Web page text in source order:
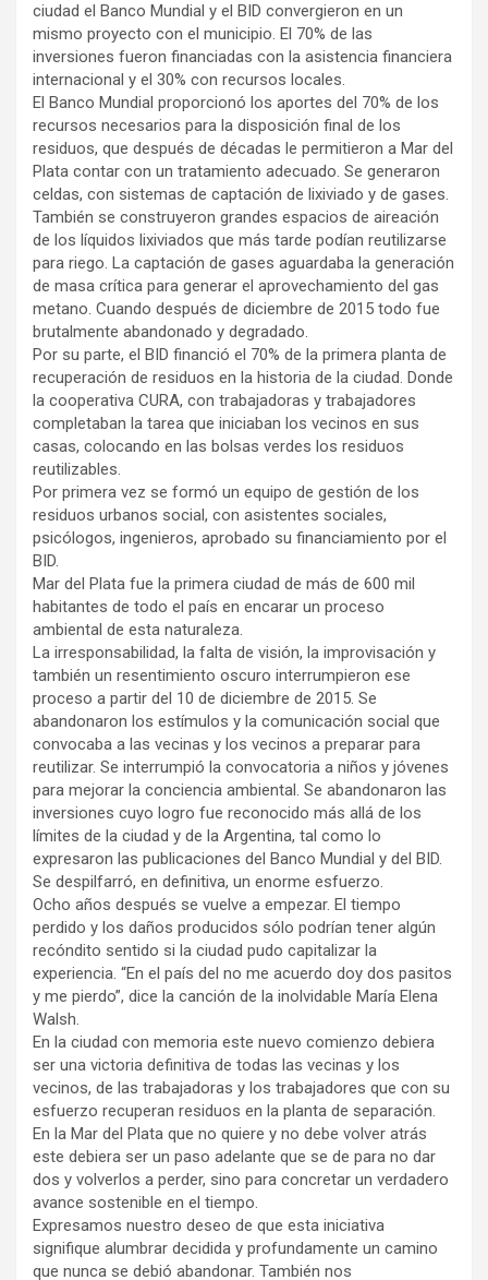
ciudad el Banco Mundial y el BID convergieron en un
mismo proyecto con el municipio. El 70% de las
inversiones fueron financiadas con la asistencia financiera
internacional y el 30% con recursos locales.
El Banco Mundial proporcionó los aportes del 70% de los
recursos necesarios para la disposición final de los
residuos, que después de décadas le permitieron a Mar del
Plata contar con un tratamiento adecuado. Se generaron
celdas, con sistemas de captación de lixiviado y de gases.
También se construyeron grandes espacios de aireación
de los líquidos lixiviados que más tarde podían reutilizarse
para riego. La captación de gases aguardaba la generación
de masa crítica para generar el aprovechamiento del gas
metano. Cuando después de diciembre de 2015 todo fue
brutalmente abandonado y degradado.
Por su parte, el BID financió el 70% de la primera planta de
recuperación de residuos en la historia de la ciudad. Donde
la cooperativa CURA, con trabajadoras y trabajadores
completaban la tarea que iniciaban los vecinos en sus
casas, colocando en las bolsas verdes los residuos
reutilizables.
Por primera vez se formó un equipo de gestión de los
residuos urbanos social, con asistentes sociales,
psicólogos, ingenieros, aprobado su financiamiento por el
BID.
Mar del Plata fue la primera ciudad de más de 600 mil
habitantes de todo el país en encarar un proceso
ambiental de esta naturaleza.
La irresponsabilidad, la falta de visión, la improvisación y
también un resentimiento oscuro interrumpieron ese
proceso a partir del 10 de diciembre de 2015. Se
abandonaron los estímulos y la comunicación social que
convocaba a las vecinas y los vecinos a preparar para
reutilizar. Se interrumpió la convocatoria a niños y jóvenes
para mejorar la conciencia ambiental. Se abandonaron las
inversiones cuyo logro fue reconocido más allá de los
límites de la ciudad y de la Argentina, tal como lo
expresaron las publicaciones del Banco Mundial y del BID.
Se despilfarró, en definitiva, un enorme esfuerzo.
Ocho años después se vuelve a empezar. El tiempo
perdido y los daños producidos sólo podrían tener algún
recóndito sentido si la ciudad pudo capitalizar la
experiencia. “En el país del no me acuerdo doy dos pasitos
y me pierdo”, dice la canción de la inolvidable María Elena
Walsh.
En la ciudad con memoria este nuevo comienzo debiera
ser una victoria definitiva de todas las vecinas y los
vecinos, de las trabajadoras y los trabajadores que con su
esfuerzo recuperan residuos en la planta de separación.
En la Mar del Plata que no quiere y no debe volver atrás
este debiera ser un paso adelante que se de para no dar
dos y volverlos a perder, sino para concretar un verdadero
avance sostenible en el tiempo.
Expresamos nuestro deseo de que esta iniciativa
signifique alumbrar decidida y profundamente un camino
que nunca se debió abandonar. También nos